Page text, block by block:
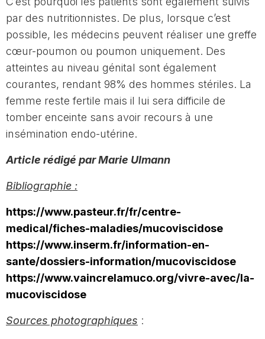
par des nutritionnistes. De plus, lorsque c’est
possible, les médecins peuvent réaliser une greffe
cœur-poumon ou poumon uniquement. Des
atteintes au niveau génital sont également
courantes, rendant 98% des hommes stériles. La
femme reste fertile mais il lui sera difficile de
tomber enceinte sans avoir recours à une
insémination endo-utérine.
Article rédigé par Marie Ulmann
Bibliographie :
https://www.pasteur.fr/fr/centre-
medical/fiches-maladies/mucoviscidose
https://www.inserm.fr/information-en-
sante/dossiers-information/mucoviscidose
https://www.vaincrelamuco.org/vivre-avec/la-
mucoviscidose
Sources photographiques :